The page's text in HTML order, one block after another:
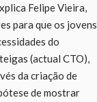
Felipe Vieira,
para que os jovens
do
(actual CTO),
da criação de
de mostrar